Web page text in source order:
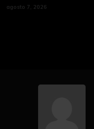
agosto 7, 2026